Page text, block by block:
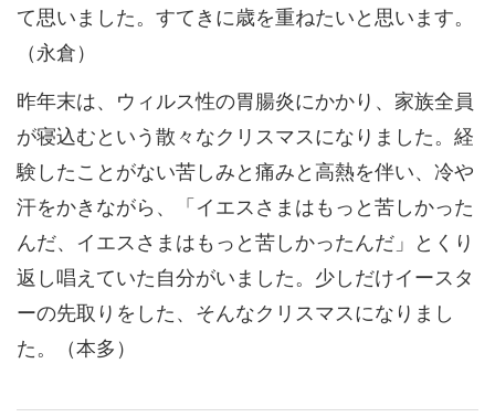
て思いました。すてきに歳を重ねたいと思います。
（永倉）
昨年末は、ウィルス性の胃腸炎にかかり、家族全員
が寝込むという散々なクリスマスになりました。経
験したことがない苦しみと痛みと高熱を伴い、冷や
汗をかきながら、「イエスさまはもっと苦しかった
んだ、イエスさまはもっと苦しかったんだ」とくり
返し唱えていた自分がいました。少しだけイースタ
ーの先取りをした、そんなクリスマスになりまし
た。（本多）